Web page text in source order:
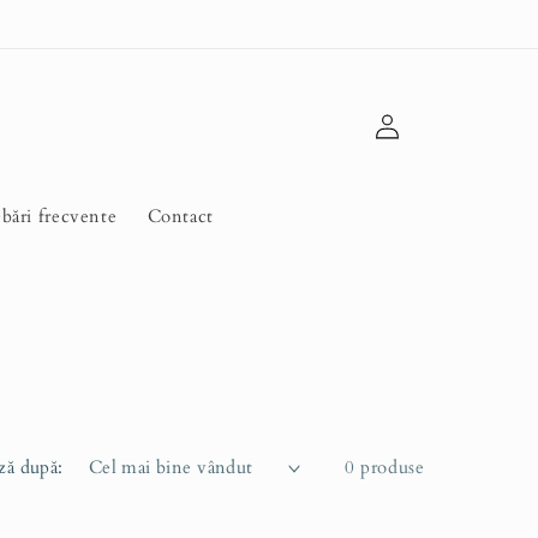
frecvente Contact
Conectați-
după: 0 produse